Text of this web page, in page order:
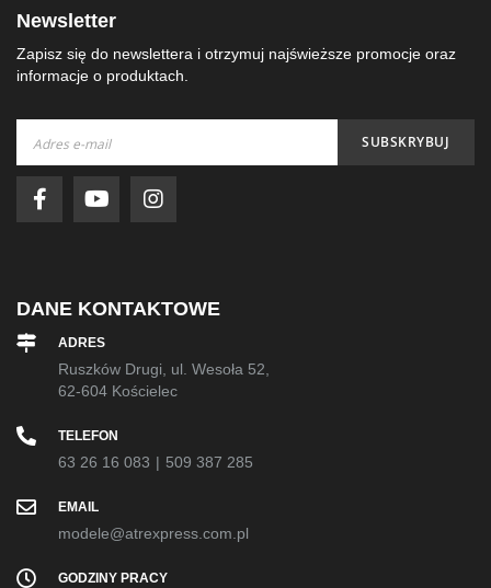
Newsletter
Zapisz się do newslettera i otrzymuj najświeższe promocje oraz
informacje o produktach.
nasz
newsletter:
SUBSKRYBUJ
DANE KONTAKTOWE
ADRES
Ruszków Drugi, ul. Wesoła 52,
62-604 Kościelec
TELEFON
63 26 16 083 | 509 387 285
EMAIL
modele@atrexpress.com.pl
GODZINY PRACY